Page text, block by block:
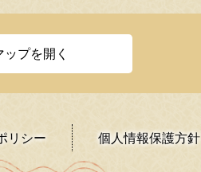
プを開く
リシー 個人情報保護方針